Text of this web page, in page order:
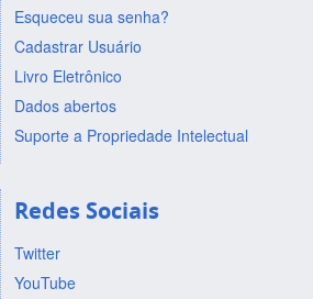
Esqueceu sua senha?
Cadastrar Usuário
Livro Eletrônico
Dados abertos
Suporte a Propriedade Intelectual
Redes Sociais
Twitter
YouTube